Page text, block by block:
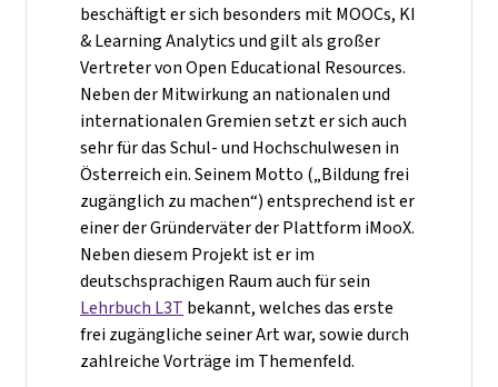
beschäftigt er sich besonders mit MOOCs, KI
& Learning Analytics und gilt als großer
Vertreter von Open Educational Resources.
Neben der Mitwirkung an nationalen und
internationalen Gremien setzt er sich auch
sehr für das Schul- und Hochschulwesen in
Österreich ein. Seinem Motto („Bildung frei
zugänglich zu machen“) entsprechend ist er
einer der Gründerväter der Plattform iMooX.
Neben diesem Projekt ist er im
deutschsprachigen Raum auch für sein
Lehrbuch L3T bekannt, welches das erste
frei zugängliche seiner Art war, sowie durch
zahlreiche Vorträge im Themenfeld.